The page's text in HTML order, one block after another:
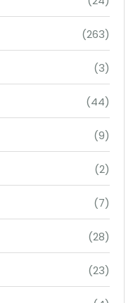
(263)
(3)
(44)
(9)
(2)
(7)
(28)
(23)